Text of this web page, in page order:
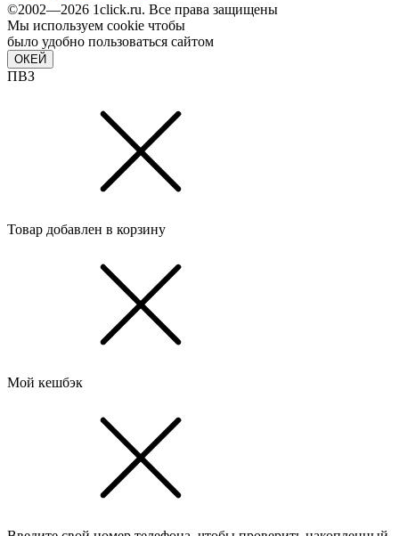
©2002—2026 1сlick.ru. Все права защищены
Мы используем cookie чтобы
было удобно пользоваться сайтом
ОКЕЙ
ПВЗ
Товар добавлен в корзину
Мой кешбэк